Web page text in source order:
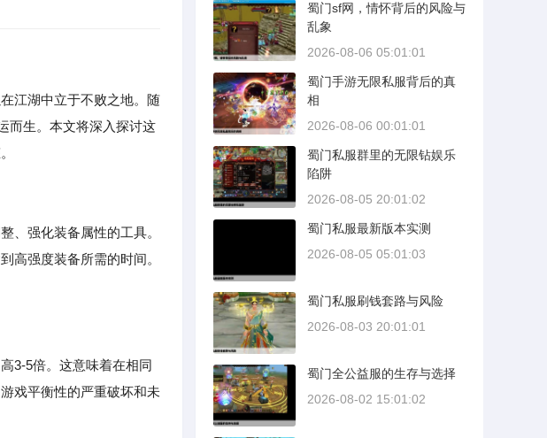
江湖中立于不败之地。随
而生。本文将深入探讨这
、强化装备属性的工具。
高强度装备所需的时间。
3-5倍。这意味着在相同
戏平衡性的严重破坏和未
蜀门sf网，情怀背后的风险与
乱象
2026-08-06 05:01:01
蜀门手游无限私服背后的真
相
2026-08-06 00:01:01
蜀门私服群里的无限钻娱乐
陷阱
2026-08-05 20:01:02
蜀门私服最新版本实测
2026-08-05 05:01:03
蜀门私服刷钱套路与风险
2026-08-03 20:01:01
蜀门全公益服的生存与选择
2026-08-02 15:01:02